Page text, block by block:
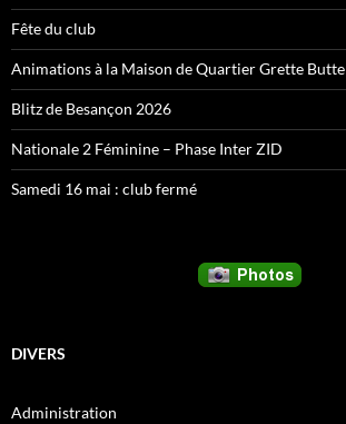
Fête du club
Animations à la Maison de Quartier Grette Butte
Blitz de Besançon 2026
Nationale 2 Féminine – Phase Inter ZID
Samedi 16 mai : club fermé
DIVERS
Administration